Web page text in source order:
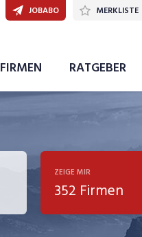
FIRMEN RATGEBER
JOBABO MERKLISTE
ZEIGE MIR
352 Firmen